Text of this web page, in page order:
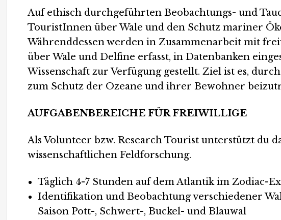
Auf ethisch durchgeführten Beobachtungs- und
TouristInnen über Wale und den Schutz mariner
Währenddessen werden in Zusammenarbeit mit
über Wale und Delfine erfasst, in Datenbanken
Wissenschaft zur Verfügung gestellt. Ziel ist es,
zum Schutz der Ozeane und ihrer Bewohner
AUFGABENBEREICHE FÜR FREIWILLIGE
Als Volunteer bzw. Research Tourist unterstützt du
wissenschaftlichen Feldforschung.
Täglich 4-7 Stunden auf dem Atlantik im Zodiac-
Identifikation und Beobachtung verschiedener
Saison Pott-, Schwert-, Buckel- und Blauwal